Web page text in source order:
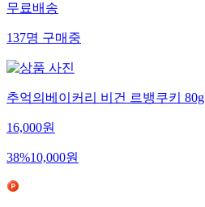
무료배송
137명구매중
추억의베이커리 비건 르뱅쿠키 80g
16,000원
38%10,000원